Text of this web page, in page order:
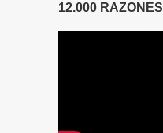
12.000 RAZONES